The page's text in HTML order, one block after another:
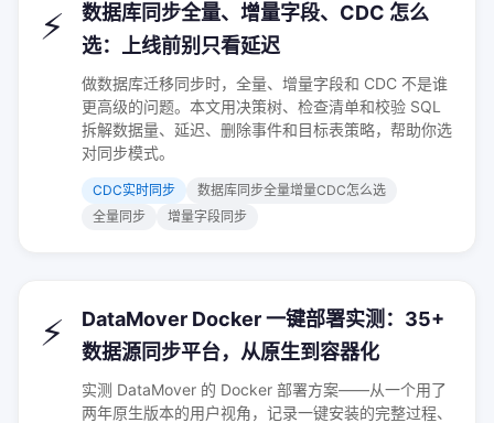
⚡
数据库同步全量、增量字段、CDC 怎么
选：上线前别只看延迟
做数据库迁移同步时，全量、增量字段和 CDC 不是谁
更高级的问题。本文用决策树、检查清单和校验 SQL
拆解数据量、延迟、删除事件和目标表策略，帮助你选
对同步模式。
CDC实时同步
数据库同步全量增量CDC怎么选
全量同步
增量字段同步
⚡
DataMover Docker 一键部署实测：35+
数据源同步平台，从原生到容器化
实测 DataMover 的 Docker 部署方案——从一个用了
两年原生版本的用户视角，记录一键安装的完整过程、